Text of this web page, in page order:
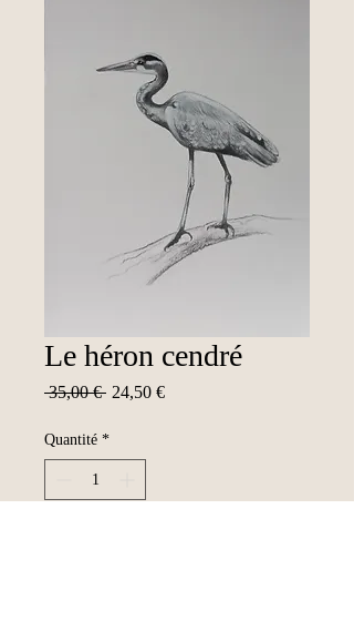
Le héron cendré
35,00 € Prix
24,50 €Prix
Quantité *